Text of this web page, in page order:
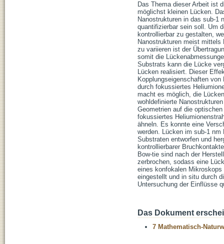
Das Thema dieser Arbeit ist
möglichst kleinen Lücken.
Nanostrukturen in das sub-1
quantifizierbar sein soll. Um
kontrollierbar zu gestalten,
Nanostrukturen meist
zu variieren ist der
somit die
Substrats kann die Lücke
Lücken realisiert. Dieser
Kopplungseigenschaften
durch fokussiertes
macht es möglich, die
wohldefinierte
Geometrien auf die
fokussiertes
ähneln. Es konnte eine
werden. Lücken im sub-1
Substraten entworfen und
kontrollierbarer
Bow-tie sind nach der
zerbrochen, sodass eine
eines konfokalen Mikroskops
eingestellt und in situ durch
Untersuchung der Einflüsse
Das Dokument
7 Mathematisch-